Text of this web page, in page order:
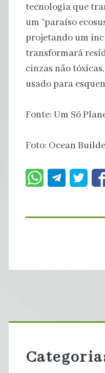
tecnologia que
um “paraíso
projetando um
transformará
cinzas não
usado para
Fonte: Um Só
Foto: Ocean
Primary
Sidebar